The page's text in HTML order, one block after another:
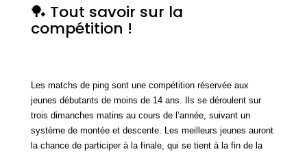
🏓 Tout savoir sur la
compétition !
Les matchs de ping sont une compétition réservée aux
jeunes débutants de moins de 14 ans. Ils se déroulent sur
trois dimanches matins au cours de l’année, suivant un
système de montée et descente. Les meilleurs jeunes auront
la chance de participer à la finale, qui se tient à la fin de la